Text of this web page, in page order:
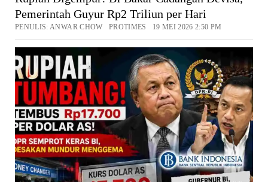
Pemerintah Guyur Rp2 Triliun per Hari
PENULIS: ANWAR CHOW PROTIMES 19 MEI 2026 2:50 PM